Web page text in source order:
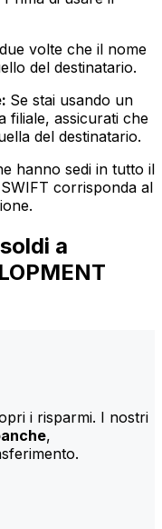
volte che il nome
del destinatario.
Se stai usando un
filiale, assicurati che
del destinatario.
hanno sedi in tutto il
corrisponda al
a
i risparmi. I nostri
,